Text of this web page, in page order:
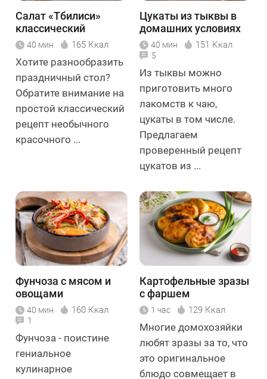
Салат «Тбилиси»
классический
40 мин 165 Ккал
Хотите разнообразить
праздничный стол?
Обратите внимание на
простой классический
рецепт необычного
красочного ...
Цукаты из тыквы в
домашних условиях
40 мин 151 Ккал
5
Из тыквы можно
приготовить много
лакомств к чаю,
цукаты в том числе.
Предлагаем
проверенный рецепт
цукатов из ...
Фунчоза с мясом и
овощами
40 мин 160 Ккал
1
Фунчоза - поистине
гениальное
кулинарное
Картофельные зразы
с фаршем
1 час 129 Ккал
Многие домохозяйки
любят зразы за то, что
это оригинальное
блюдо совмещает в